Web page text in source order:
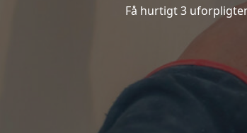
Få hurtigt 3